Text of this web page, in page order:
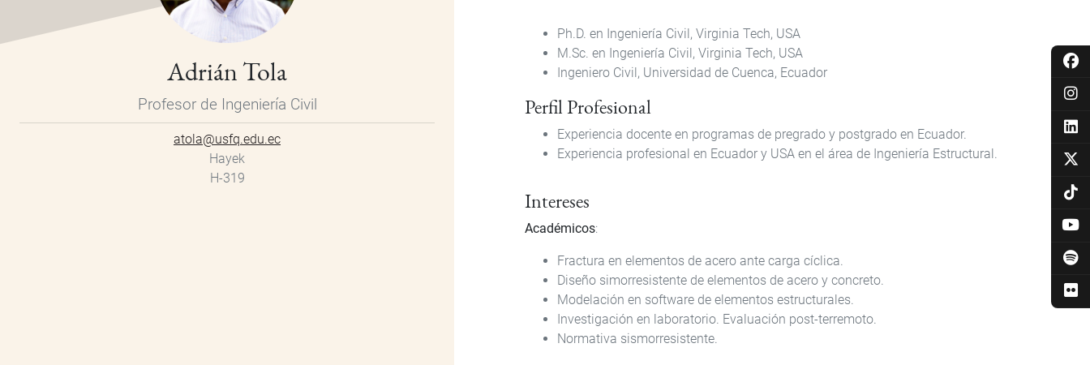
Adrián Tola
Profesor de Ingeniería Civil
atola@usfq.edu.ec
Hayek
H-319
Ph.D. en Ingeniería Civil, Virginia Tech, USA
M.Sc. en Ingeniería Civil, Virginia Tech, USA
Ingeniero Civil, Universidad de Cuenca, Ecuador
Perfil Profesional
Experiencia docente en programas de pregrado y postgrado en Ecuador.
Experiencia profesional en Ecuador y USA en el área de Ingeniería Estructural.
Intereses
Académicos:
Fractura en elementos de acero ante carga cíclica.
Diseño simorresistente de elementos de acero y concreto.
Modelación en software de elementos estructurales.
Investigación en laboratorio. Evaluación post-terremoto.
Normativa sismorresistente.